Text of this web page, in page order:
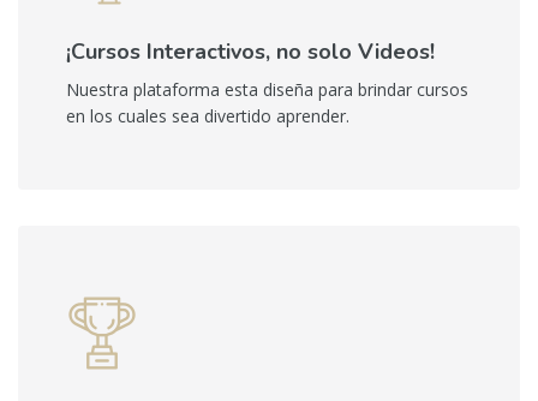
¡Cursos Interactivos, no solo Videos!
Nuestra plataforma esta diseña para brindar cursos
en los cuales sea divertido aprender.